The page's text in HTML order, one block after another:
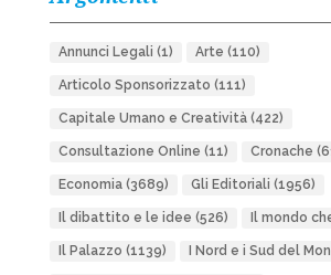
Annunci Legali (1) Arte (110)
Articolo Sponsorizzato (111)
Capitale Umano e Creatività(422)
Consultazione Online (11) Cronache
Economia(3689) Gli Editoriali (1956)
Il dibattito e le idee (526) Il mondo
Il Palazzo (1139) I Nord e i Sud del